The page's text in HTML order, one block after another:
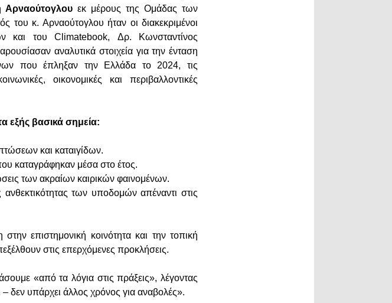
Αρναούτογλου εκ μέρους της Ομάδας των
του κ. Αρναούτογλου ήταν οι διακεκριμένοι
και του Climatebook, Δρ. Κωνσταντίνος
αναλυτικά στοιχεία για την ένταση
που έπληξαν την Ελλάδα το 2024, τις
οικονομικές και περιβαλλοντικές
εξής βασικά σημεία:
και καταιγίδων.
καταγράφηκαν μέσα στο έτος.
των ακραίων καιρικών φαινομένων.
των υποδομών απέναντι στις
στην επιστημονική κοινότητα και την τοπική
στις επερχόμενες προκλήσεις.
«από τα λόγια στις πράξεις», λέγοντας
δεν υπάρχει άλλος χρόνος για αναβολές».